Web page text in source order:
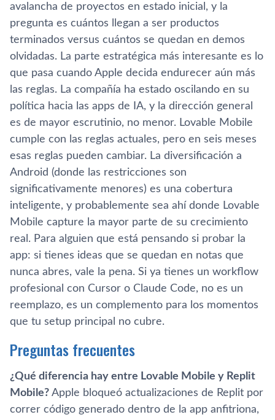
avalancha de proyectos en estado inicial, y la
pregunta es cuántos llegan a ser productos
terminados versus cuántos se quedan en demos
olvidadas. La parte estratégica más interesante es lo
que pasa cuando Apple decida endurecer aún más
las reglas. La compañía ha estado oscilando en su
política hacia las apps de IA, y la dirección general
es de mayor escrutinio, no menor. Lovable Mobile
cumple con las reglas actuales, pero en seis meses
esas reglas pueden cambiar. La diversificación a
Android (donde las restricciones son
significativamente menores) es una cobertura
inteligente, y probablemente sea ahí donde Lovable
Mobile capture la mayor parte de su crecimiento
real. Para alguien que está pensando si probar la
app: si tienes ideas que se quedan en notas que
nunca abres, vale la pena. Si ya tienes un workflow
profesional con Cursor o Claude Code, no es un
reemplazo, es un complemento para los momentos
que tu setup principal no cubre.
Preguntas frecuentes
¿Qué diferencia hay entre Lovable Mobile y Replit
Mobile? Apple bloqueó actualizaciones de Replit por
correr código generado dentro de la app anfitriona,